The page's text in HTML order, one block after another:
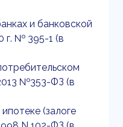
и банковской
г. № 395-1 (в
№353-ФЗ (в
(залоге